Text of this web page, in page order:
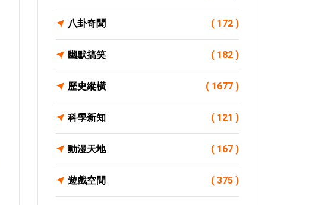
八卦奇聞 ( 172 )
幽默搞笑 ( 182 )
歷史縱橫 ( 1677 )
科學新知 ( 121 )
動漫天地 ( 167 )
遊戲空間 ( 375 )